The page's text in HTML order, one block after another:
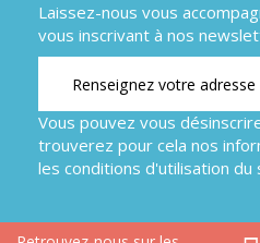
Laissez-nous vous
vous inscrivant à nos
Vous pouvez vous
trouverez pour cela nos
les conditions d'utilisation du